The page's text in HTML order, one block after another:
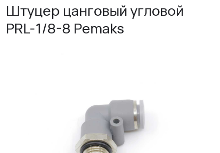
Штуцер цанговый угловой
PRL-1/8-8 Pemaks